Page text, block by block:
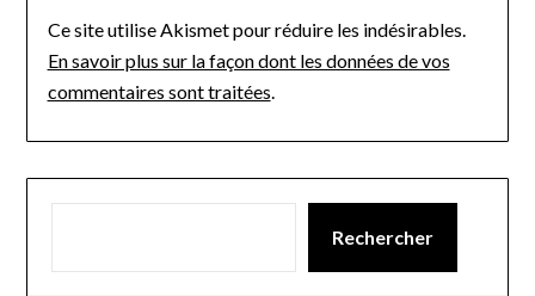
Ce site utilise Akismet pour réduire les indésirables.
En savoir plus sur la façon dont les données de vos
commentaires sont traitées.
Rechercher